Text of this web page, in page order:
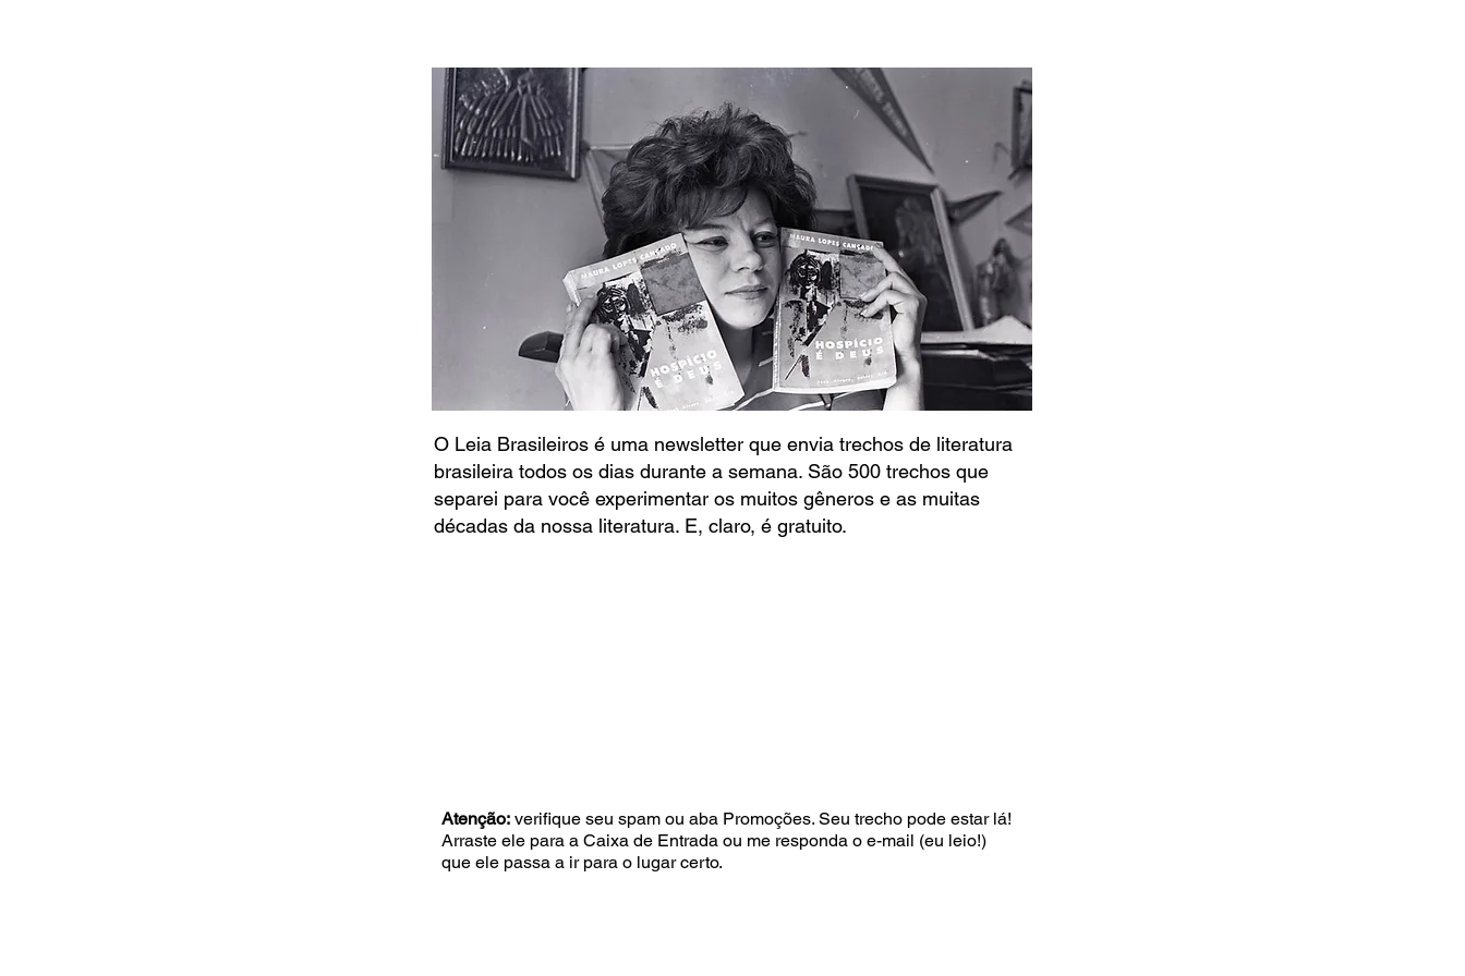
O Leia Brasileiros é uma newsletter que envia trechos de literatura
brasileira todos os dias durante a semana. São 500 trechos que
separei para você experimentar os muitos gêneros e as muitas
décadas da nossa literatura. E, claro, é gratuito.
Atenção: verifique seu spam ou aba Promoções. Seu trecho pode estar lá!
Arraste ele para a Caixa de Entrada ou me responda o e-mail (eu leio!)
que ele passa a ir para o lugar certo.